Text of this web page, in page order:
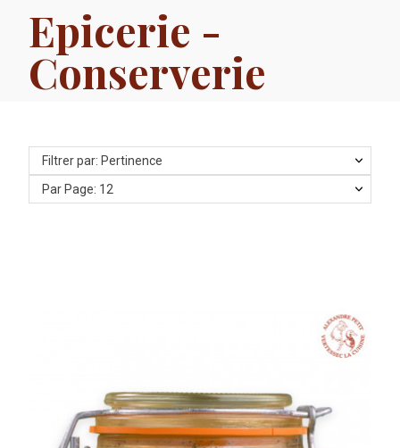
Epicerie -
Conserverie
Filtrer par: Pertinence
Par Page: 12